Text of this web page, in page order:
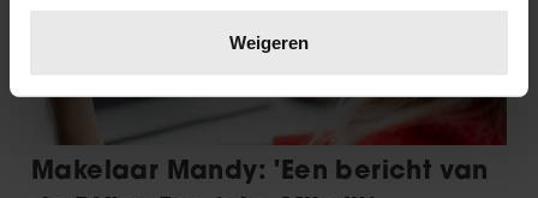
verwerkt en stel uw voorkeuren in het
intrekken in de Cookieverklaring.
personaliseren, om functies voor social media te bieden
Weigeren